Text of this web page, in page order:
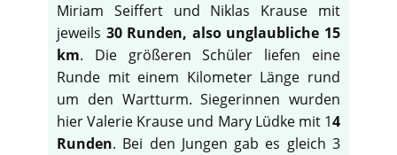
Miriam Seiffert und Niklas Krause mit
jeweils 30 Runden, also unglaubliche 15
km. Die größeren Schüler liefen eine
Runde mit einem Kilometer Länge rund
um den Wartturm. Siegerinnen wurden
hier Valerie Krause und Mary Lüdke mit 14
Runden. Bei den Jungen gab es gleich 3